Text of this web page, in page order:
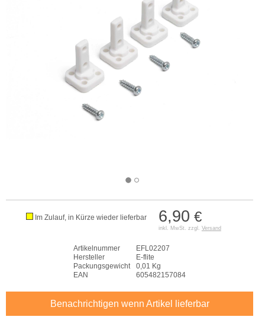
6,90 €
inkl. MwSt. zzgl. Versand
Im Zulauf, in Kürze wieder lieferbar
Artikelnummer
EFL02207
Hersteller
E-flite
Packungsgewicht
0,01 Kg
EAN
605482157084
Benachrichtigen wenn Artikel lieferbar